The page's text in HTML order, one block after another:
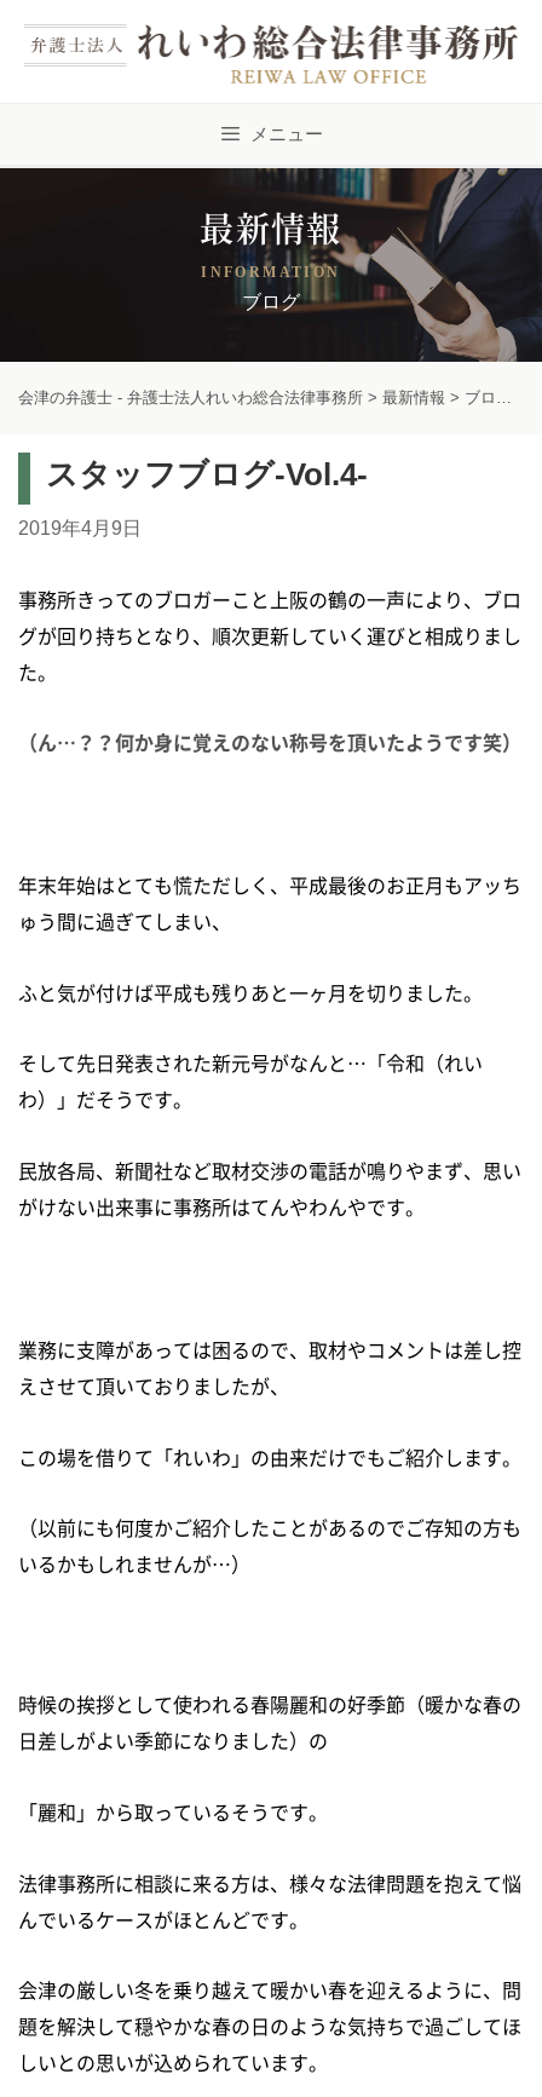
メニュー
最新情報
INFORMATION
ブログ
会津の弁護士 - 弁護士法人れいわ総合法律事務所 > 最新情報 > ブログ
スタッフブログ-Vol.4-
2019年4月9日
事務所きってのブロガーこと上阪の鶴の一声により、ブロ
グが回り持ちとなり、順次更新していく運びと相成りまし
た。
（ん…？？何か身に覚えのない称号を頂いたようです笑）
年末年始はとても慌ただしく、平成最後のお正月もアッち
ゅう間に過ぎてしまい、
ふと気が付けば平成も残りあと一ヶ月を切りました。
そして先日発表された新元号がなんと…「令和（れい
わ）」だそうです。
民放各局、新聞社など取材交渉の電話が鳴りやまず、思い
がけない出来事に事務所はてんやわんやです。
業務に支障があっては困るので、取材やコメントは差し控
えさせて頂いておりましたが、
この場を借りて「れいわ」の由来だけでもご紹介します。
（以前にも何度かご紹介したことがあるのでご存知の方も
いるかもしれませんが…）
時候の挨拶として使われる春陽麗和の好季節（暖かな春の
日差しがよい季節になりました）の
「麗和」から取っているそうです。
法律事務所に相談に来る方は、様々な法律問題を抱えて悩
んでいるケースがほとんどです。
会津の厳しい冬を乗り越えて暖かい春を迎えるように、問
題を解決して穏やかな春の日のような気持ちで過ごしてほ
しいとの思いが込められています。